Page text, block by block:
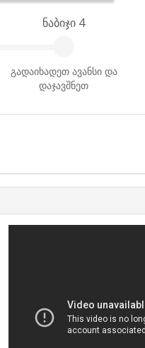
ნაბიჯი 4
გადაიხადეთ ავანსი და
დაჯავშნეთ